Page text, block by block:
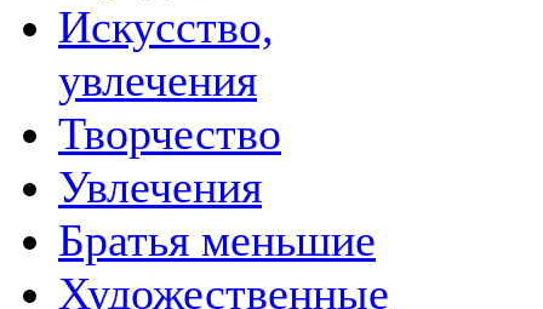
Искусство,
увлечения
Творчество
Увлечения
Братья меньшие
Художественные